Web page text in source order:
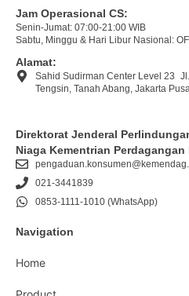
Jam Operasional CS:
Senin-Jumat: 07:00-21:00 WIB
Sabtu, Minggu & Hari Libur Nasional:
Alamat:
Sahid Sudirman Center Level 23
Tengsin, Tanah Abang, Jakarta
Direktorat Jenderal
Niaga Kementrian Perdagangan
021-3441839
0853-1111-1010 (WhatsApp)
Navigation
Home